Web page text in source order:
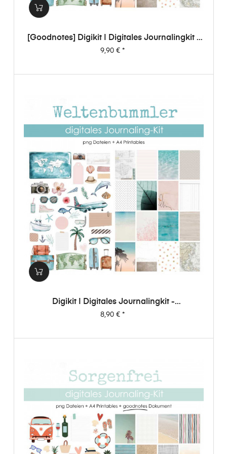
[Goodnotes] Digikit | Digitales Journalingkit -
Weltenbummler
Preis
9,90 €*
Digikit | Digitales Journalingkit -
Weltenbummler
Preis
8,90 €*